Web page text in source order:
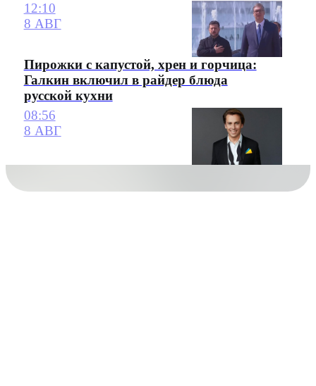
12:10
8 АВГ
Пирожки с капустой, хрен и горчица:
Галкин включил в райдер блюда
русской кухни
08:56
8 АВГ